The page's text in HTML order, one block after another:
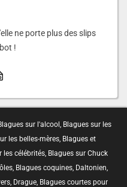
ne porte plus des slips
!
sur l'alcool , Blagues sur les
les belles-mères, Blagues et
les célébrités, Blagues sur Chuck
, Blagues coquines, Daltonien,
, Drague, Blagues courtes pour